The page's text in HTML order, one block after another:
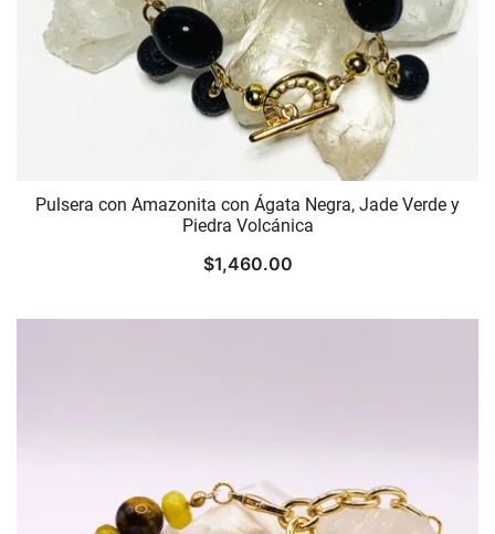
Pulsera con Amazonita con Ágata Negra, Jade Verde y
Piedra Volcánica
$1,460.00